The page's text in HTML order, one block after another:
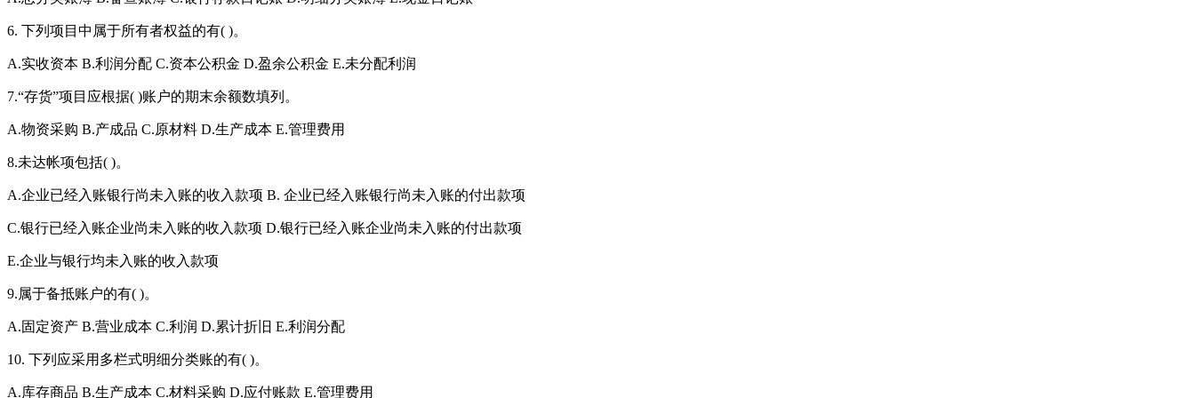
6. 下列项目中属于所有者权益的有( )。
A.实收资本 B.利润分配 C.资本公积金 D.盈余公积金 E.未分配利润
7.“存货”项目应根据( )账户的期末余额数填列。
A.物资采购 B.产成品 C.原材料 D.生产成本 E.管理费用
8.未达帐项包括( )。
A.企业已经入账银行尚未入账的收入款项 B. 企业已经入账银行尚未入账的付出款项
C.银行已经入账企业尚未入账的收入款项 D.银行已经入账企业尚未入账的付出款项
E.企业与银行均未入账的收入款项
9.属于备抵账户的有( )。
A.固定资产 B.营业成本 C.利润 D.累计折旧 E.利润分配
10. 下列应采用多栏式明细分类账的有( )。
A.库存商品 B.生产成本 C.材料采购 D.应付账款 E.管理费用